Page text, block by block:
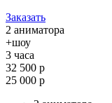
Заказать
2 аниматора
+шоу
3 часа
32 500 р
25 000 р